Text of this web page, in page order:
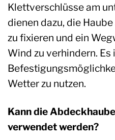
Klettverschlüsse am
dienen dazu, die
zu fixieren und ein
Wind zu verhindern.
Wetter zu nutzen.
Kann die
verwendet werden?